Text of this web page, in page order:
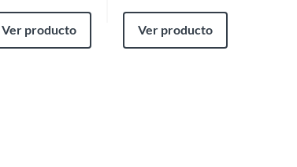
Ver producto Ver producto